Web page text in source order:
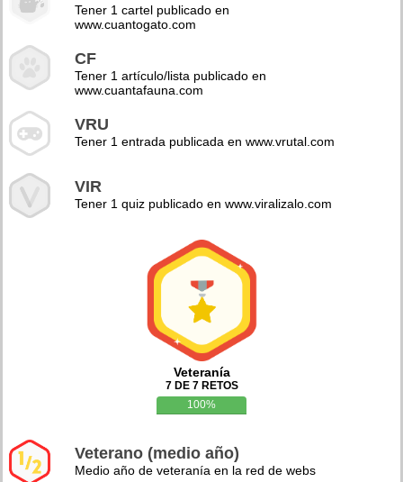
Tener 1 cartel publicado en
www.cuantogato.com
CF
Tener 1 artículo/lista publicado en
www.cuantafauna.com
VRU
Tener 1 entrada publicada en www.vrutal.com
VIR
Tener 1 quiz publicado en www.viralizalo.com
Veteranía
7 DE 7 RETOS
100%
Veterano (medio año)
Medio año de veteranía en la red de webs